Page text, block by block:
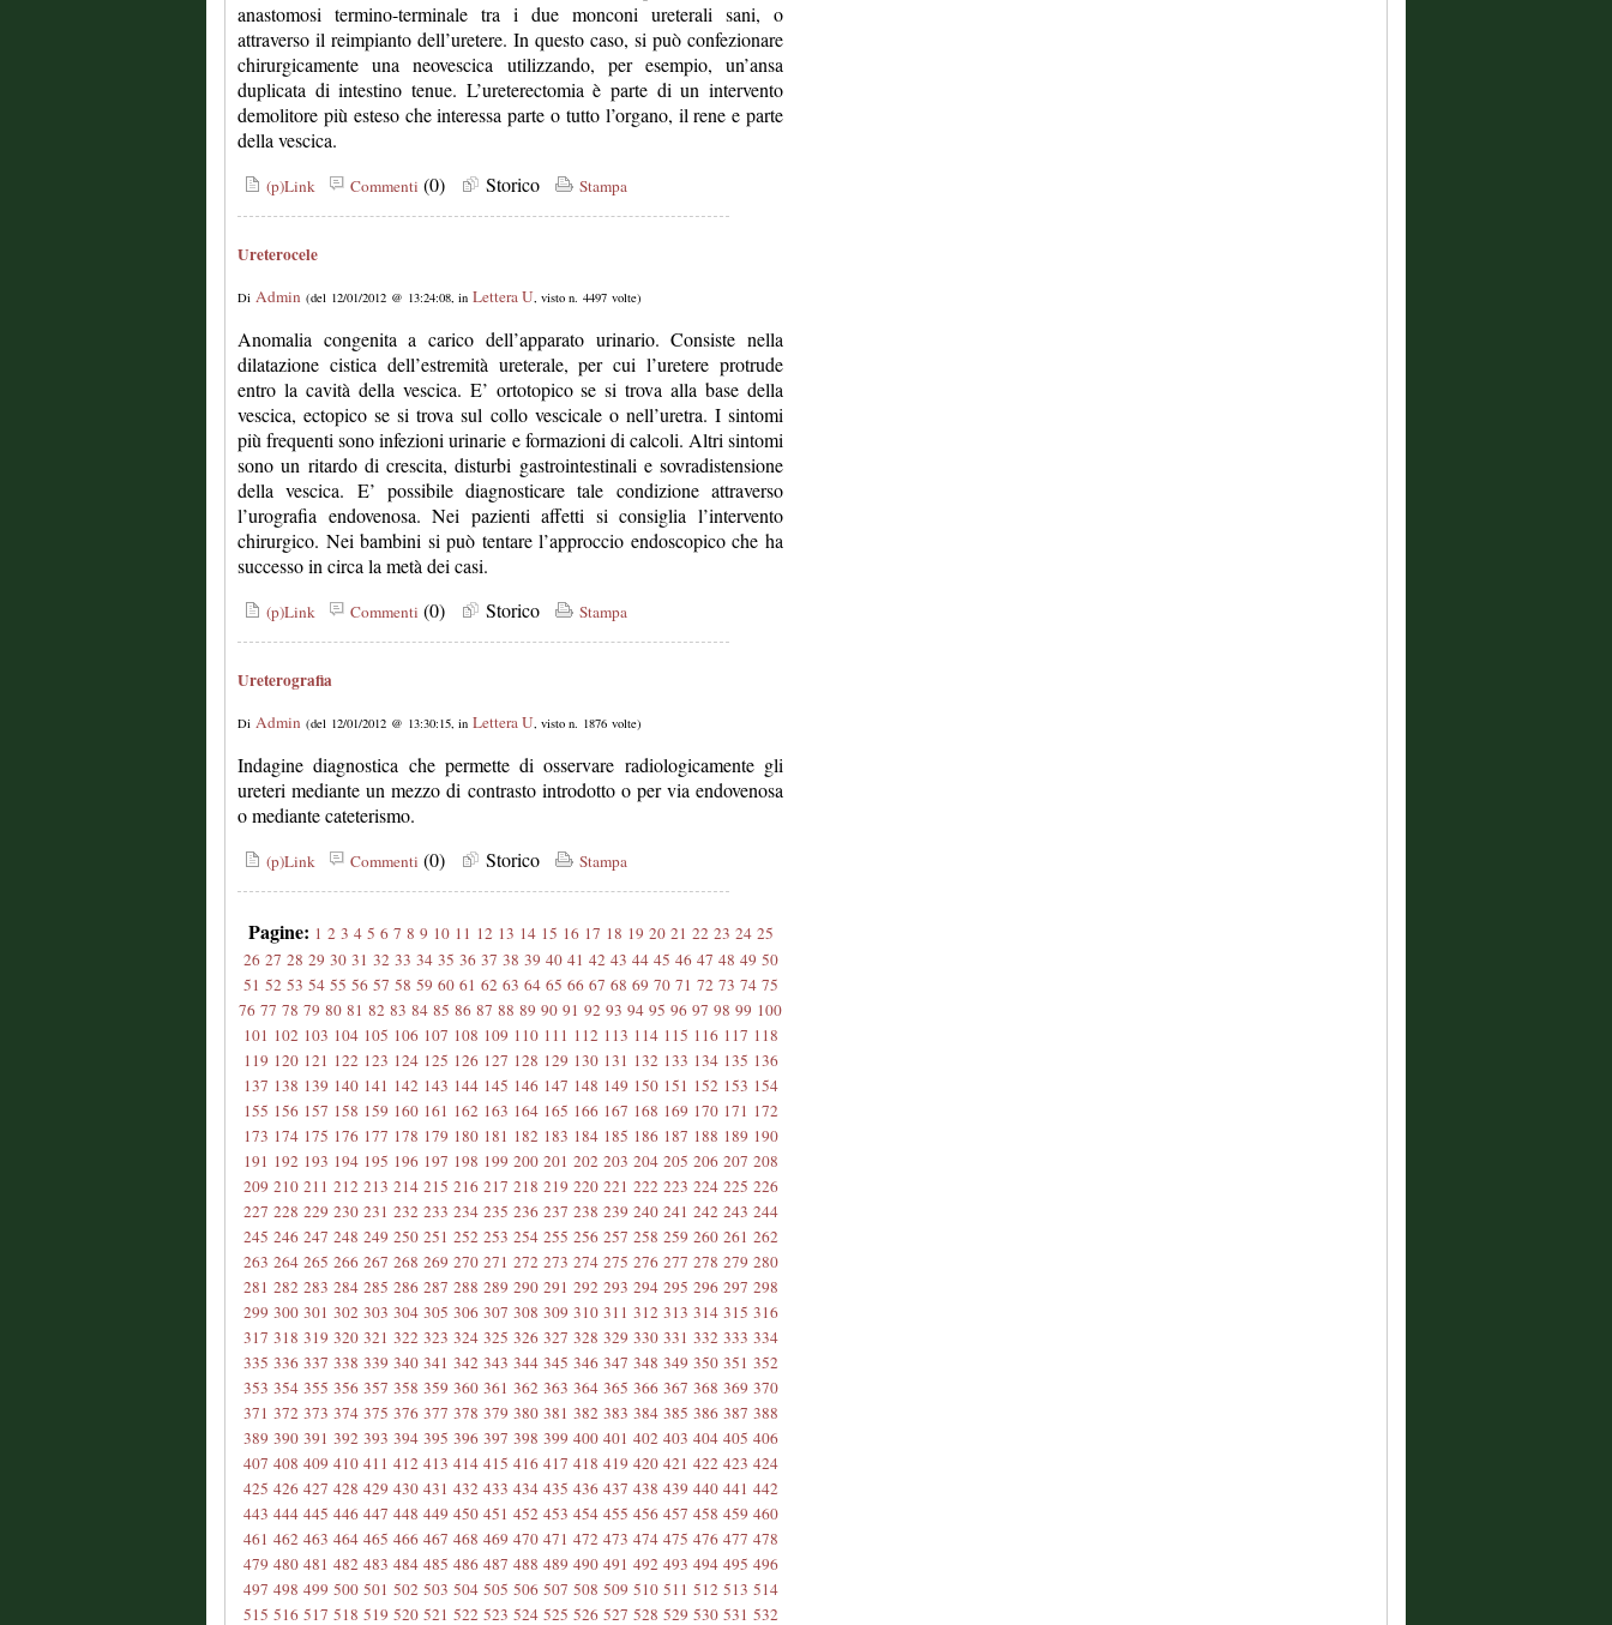
anastomosi termino-terminale tra i due monconi ureterali sani, o
attraverso il reimpianto dell’uretere. In questo caso, si può confezionare
chirurgicamente una neovescica utilizzando, per esempio, un’ansa
duplicata di intestino tenue. L’ureterectomia è parte di un intervento
demolitore più esteso che interessa parte o tutto l’organo, il rene e parte
della vescica.
(p)Link Commenti (0) Storico Stampa
Ureterocele
Di Admin (del 12/01/2012 @ 13:24:08, in Lettera U, visto n. 4497 volte)
Anomalia congenita a carico dell’apparato urinario. Consiste nella
dilatazione cistica dell’estremità ureterale, per cui l’uretere protrude
entro la cavità della vescica. E’ ortotopico se si trova alla base della
vescica, ectopico se si trova sul collo vescicale o nell’uretra. I sintomi
più frequenti sono infezioni urinarie e formazioni di calcoli. Altri sintomi
sono un ritardo di crescita, disturbi gastrointestinali e sovradistensione
della vescica. E’ possibile diagnosticare tale condizione attraverso
l’urografia endovenosa. Nei pazienti affetti si consiglia l’intervento
chirurgico. Nei bambini si può tentare l’approccio endoscopico che ha
successo in circa la metà dei casi.
(p)Link Commenti (0) Storico Stampa
Ureterografia
Di Admin (del 12/01/2012 @ 13:30:15, in Lettera U, visto n. 1876 volte)
Indagine diagnostica che permette di osservare radiologicamente gli
ureteri mediante un mezzo di contrasto introdotto o per via endovenosa
o mediante cateterismo.
(p)Link Commenti (0) Storico Stampa
Pagine: 1 2 3 4 5 6 7 8 9 10 11 12 13 14 15 16 17 18 19 20 21 22 23 24 25
26 27 28 29 30 31 32 33 34 35 36 37 38 39 40 41 42 43 44 45 46 47 48 49 50
51 52 53 54 55 56 57 58 59 60 61 62 63 64 65 66 67 68 69 70 71 72 73 74 75
76 77 78 79 80 81 82 83 84 85 86 87 88 89 90 91 92 93 94 95 96 97 98 99 100
101 102 103 104 105 106 107 108 109 110 111 112 113 114 115 116 117 118
119 120 121 122 123 124 125 126 127 128 129 130 131 132 133 134 135 136
137 138 139 140 141 142 143 144 145 146 147 148 149 150 151 152 153 154
155 156 157 158 159 160 161 162 163 164 165 166 167 168 169 170 171 172
173 174 175 176 177 178 179 180 181 182 183 184 185 186 187 188 189 190
191 192 193 194 195 196 197 198 199 200 201 202 203 204 205 206 207 208
209 210 211 212 213 214 215 216 217 218 219 220 221 222 223 224 225 226
227 228 229 230 231 232 233 234 235 236 237 238 239 240 241 242 243 244
245 246 247 248 249 250 251 252 253 254 255 256 257 258 259 260 261 262
263 264 265 266 267 268 269 270 271 272 273 274 275 276 277 278 279 280
281 282 283 284 285 286 287 288 289 290 291 292 293 294 295 296 297 298
299 300 301 302 303 304 305 306 307 308 309 310 311 312 313 314 315 316
317 318 319 320 321 322 323 324 325 326 327 328 329 330 331 332 333 334
335 336 337 338 339 340 341 342 343 344 345 346 347 348 349 350 351 352
353 354 355 356 357 358 359 360 361 362 363 364 365 366 367 368 369 370
371 372 373 374 375 376 377 378 379 380 381 382 383 384 385 386 387 388
389 390 391 392 393 394 395 396 397 398 399 400 401 402 403 404 405 406
407 408 409 410 411 412 413 414 415 416 417 418 419 420 421 422 423 424
425 426 427 428 429 430 431 432 433 434 435 436 437 438 439 440 441 442
443 444 445 446 447 448 449 450 451 452 453 454 455 456 457 458 459 460
461 462 463 464 465 466 467 468 469 470 471 472 473 474 475 476 477 478
479 480 481 482 483 484 485 486 487 488 489 490 491 492 493 494 495 496
497 498 499 500 501 502 503 504 505 506 507 508 509 510 511 512 513 514
515 516 517 518 519 520 521 522 523 524 525 526 527 528 529 530 531 532